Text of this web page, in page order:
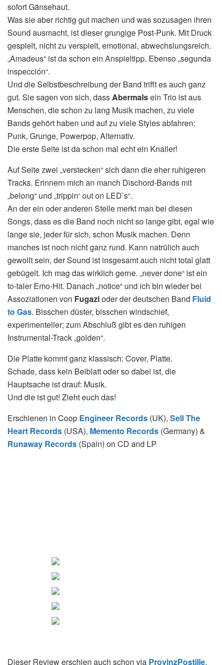
sofort Gänsehaut.
Was sie aber richtig gut machen und was sozusagen ihren
Sound ausmacht, ist dieser grungige Post-Punk. Mit Druck
gespielt, nicht zu verspielt, emotional, abwechslungsreich.
„Amadeus“ ist da schon ein Anspieltipp. Ebenso „segunda
inspección“.
Und die Selbstbeschreibung der Band trifft es auch ganz
gut. Sie sagen von sich, dassAbermalsein Trio ist aus
Menschen, die schon zu lang Musik machen, zu viele
Bands gehört haben und auf zu viele Styles abfahren:
Punk, Grunge, Powerpop, Alternativ.
Die erste Seite ist da schon mal echt ein Knaller!
Auf Seite zwei „verstecken“ sich dann die eher ruhigeren
Tracks. Erinnern mich an manch Dischord-Bands mit
„belong“ und „trippin‘ out on LED’s“.
An der ein oder anderen Stelle merkt man bei diesen
Songs, dass es die Band noch nicht so lange gibt, egal wie
lange sie, jeder für sich, schon Musik machen. Denn
manches ist noch nicht ganz rund. Kann natrülich auch
gewollt sein, der Sound ist insgesamt auch nicht total glatt
gebügelt. Ich mag das wirklich gerne. „never done“ ist ein
to-taler Emo-Hit. Danach „notice“ und ich bin wieder bei
Assoziationen von Fugazioder der deutschen Band Fluid
to Gas. Bisschen düster, bisschen windschief,
experimenteller; zum Abschluß gibt es den ruhigen
Instrumental-Track „golden“.
Die Platte kommt ganz klassisch: Cover, Platte.
Schade, dass kein Beiblatt oder so dabei ist, die
Hauptsache ist drauf: Musik.
Und die ist gut! Zieht euch das!
Erschienen in Coop Engineer Records (UK), Sell The
Heart Records (USA), Memento Records (Germany) &
Runaway Records (Spain) on CD and LP
Dieser Review erschien auch schon via ProvinzPostille.